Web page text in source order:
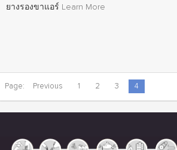
ยางรองขาแอร์ Learn More
Page: Previous 1 2 3 4